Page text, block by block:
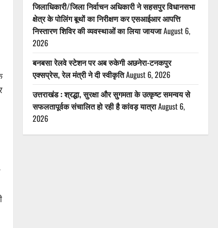
जिलाधिकारी/जिला निर्वाचन अधिकारी ने सहसपुर विधानसभा
क्षेत्र के पोलिंग बूथों का निरीक्षण कर एसआईआर आपत्ति
निस्तारण शिविर की व्यवस्थाओं का लिया जायजाAugust 6,
2026
बनबसा रेलवे स्टेशन पर अब रुकेगी अछनेरा-टनकपुर
एक्सप्रेस, रेल मंत्री ने दी स्वीकृतिAugust 6, 2026
उत्तराखंड : श्रद्धा, सुरक्षा और सुगमता के उत्कृष्ट समन्वय से
सफलतापूर्वक संचालित हो रही है कांवड़ यात्राAugust 6,
2026